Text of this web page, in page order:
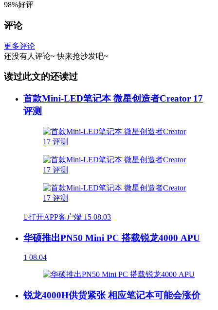
98%好评
评论
更多评论
还没有人评论~ 快来抢沙发吧~
读过此文的还读过
首款Mini-LED笔记本 微星创造者Creator 17
评测
打开APP客户端 15 08.03
华硕推出PN50 Mini PC 搭载锐龙4000 APU
1 08.04
锐龙4000H供货紧张 相应笔记本可能会涨价